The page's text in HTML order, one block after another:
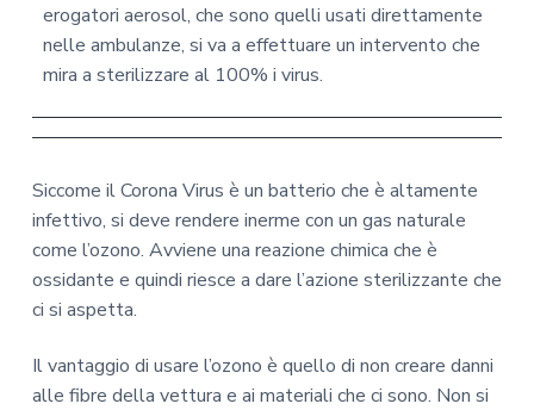
erogatori aerosol, che sono quelli usati direttamente
nelle ambulanze, si va a effettuare un intervento che
mira a sterilizzare al 100% i virus.
Siccome il Corona Virus è un batterio che è altamente
infettivo, si deve rendere inerme con un gas naturale
come l’ozono. Avviene una reazione chimica che è
ossidante e quindi riesce a dare l’azione sterilizzante che
ci si aspetta.
Il vantaggio di usare l’ozono è quello di non creare danni
alle fibre della vettura e ai materiali che ci sono. Non si